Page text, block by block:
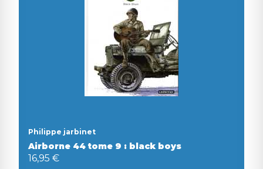
Philippe jarbinet
Airborne 44 tome 9 : black boys
16,95 €